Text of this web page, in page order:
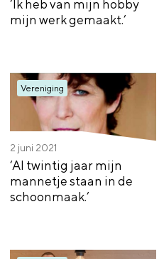
‘Ik heb van mijn hobby
mijn werk gemaakt.’
Vereniging
2 juni 2021
‘Al twintig jaar mijn
mannetje staan in de
schoonmaak.’